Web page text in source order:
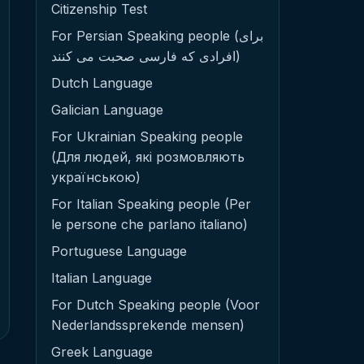
Citizenship Test
For Persian Speaking people (برای
افرادی که فارسی صحبت می کنند)
Dutch Language
Galician Language
For Ukrainian Speaking people
(Для людей, які розмовляють
українською)
For Italian Speaking people (Per
le persone che parlano italiano)
Portuguese Language
Italian Language
For Dutch Speaking people (Voor
Nederlandssprekende mensen)
Greek Language